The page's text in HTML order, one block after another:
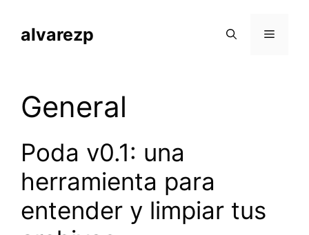
contenido
alvarezp Menú
General
Poda v0.1: una
herramienta para
entender y limpiar tus